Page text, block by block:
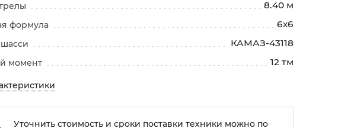
8.40 м
формула 6х6
КАМАЗ-43118
момент 12 тм
Уточнить стоимость и сроки поставки техники можно по